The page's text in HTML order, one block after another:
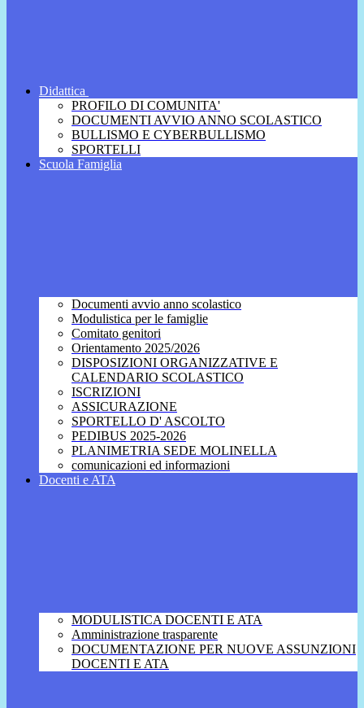
Didattica
PROFILO DI COMUNITA'
DOCUMENTI AVVIO ANNO SCOLASTICO
BULLISMO E CYBERBULLISMO
SPORTELLI
Scuola Famiglia
Documenti avvio anno scolastico
Modulistica per le famiglie
Comitato genitori
Orientamento 2025/2026
DISPOSIZIONI ORGANIZZATIVE E
CALENDARIO SCOLASTICO
ISCRIZIONI
ASSICURAZIONE
SPORTELLO D' ASCOLTO
PEDIBUS 2025-2026
PLANIMETRIA SEDE MOLINELLA
comunicazioni ed informazioni
Docenti e ATA
MODULISTICA DOCENTI E ATA
Amministrazione trasparente
DOCUMENTAZIONE PER NUOVE ASSUNZIONI
DOCENTI E ATA